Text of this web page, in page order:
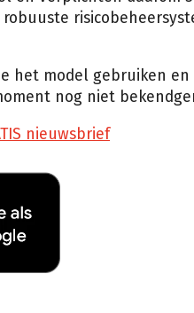
het model gebruiken
nog niet
nieuwsbrief